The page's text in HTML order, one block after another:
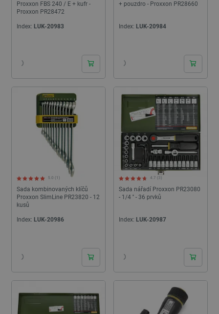
Proxxon FBS 240 / E + kufr -
Proxxon PR28472
Index: LUK-20983
+ pouzdro - Proxxon PR28660
Index: LUK-20984
Sada kombinovaných klíčů
Proxxon SlimLine PR23820 - 12
kusů
5.0 (1)
Index: LUK-20986
Sada nářadí Proxxon PR23080
- 1/4 '' - 36 prvků
4.7 (3)
Index: LUK-20987